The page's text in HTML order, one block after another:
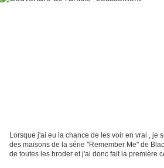
Lorsque j'ai eu la chance de les voir en vrai , je
des maisons de la série "Remember Me" de
de toutes les broder et j'ai donc fait la première